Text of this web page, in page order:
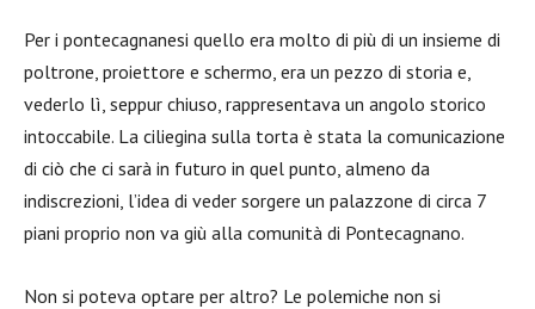
Per i pontecagnanesi quello era molto di più di un insieme di
poltrone, proiettore e schermo, era un pezzo di storia e,
vederlo lì, seppur chiuso, rappresentava un angolo storico
intoccabile. La ciliegina sulla torta è stata la comunicazione
di ciò che ci sarà in futuro in quel punto, almeno da
indiscrezioni, l’idea di veder sorgere un palazzone di circa 7
piani proprio non va giù alla comunità di Pontecagnano.
Non si poteva optare per altro? Le polemiche non si